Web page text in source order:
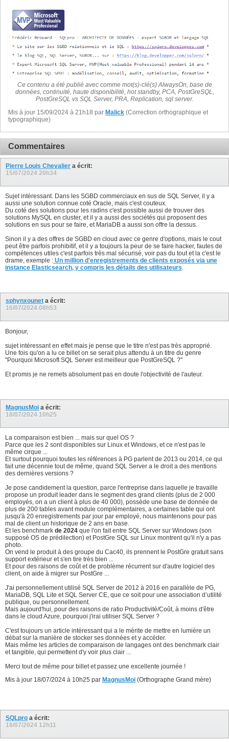
Ce contenu a été publié avec comme mot(s)-clé(s) AlwaysOn, base de
données, continuité, haute disponibilité, hot standby, PCA, PostGreSQL,
PostGreSQL vs SQL Server, PRA, Replication, sql server.
Mis à jour 15/09/2024 à 21h18 par Malick (Correction orthographique et
typographique)
Commentaires
Pierre Louis Chevalier a écrit:
15/07/2024 20h34
Sujet intéressant. Dans les SGBD commerciaux en sus de SQL Server, il y a
aussi une solution connue coté Oracle, mais c'est couteux.
Du coté des solutions pour les radins c'est possible aussi de trouver des
solutions MySQL en cluster, et il y a aussi des sociétés qui proposent des
solutions en sus pour se faire, et MariaDB a aussi son offre la dessus.
Sinon il y a des offres de SGBD en cloud avec ce genre d'options, mais le cout
peut être parfois prohibitif, et il y a toujours la peur de se faire hacker, fautes de
compétences utiles c'est parfois très mal sécurisé, voir pas du tout et la c'est le
drame, exemple : Un million d'enregistrements de clients exposés via une
instance Elasticsearch, y compris les détails des utilisateurs.
sphynxounet a écrit:
16/07/2024 08h53
Bonjour,
sujet intéressant en effet mais je pense que le titre n'est pas très approprié.
Une fois qu'on a lu ce billet on se serait plus attendu à un titre du genre
"Pourquoi Microsoft SQL Server est meilleur que PostGreSQL ?"
Et promis je ne remets absolument pas en doute l'objectivité de l'auteur.
MagnusMoi a écrit:
18/07/2024 10h25
La comparaison est bien ... mais sur quel OS ?
Parce que les 2 sont disponibles sur Linux et Windows, et ce n'est pas le
même cirque ...
Et surtout pourquoi toutes les références à PG parlent de 2013 ou 2014, ce qui
fait une décennie tout de même, quand SQL Server a le droit a des mentions
des dernières versions ?
Je pose candidement la question, parce l'entreprise dans laquelle je travaille
propose un produit leader dans le segment des grand clients (plus de 2 000
employés, on a un client à plus de 40 000), possède une base de donnée de
plus de 200 tables avant module complémentaires, a certaines table qui ont
jusqu'à 20 enregistrements par jour par employé, nous maintenons pour pas
mal de client un historique de 2 ans en base.
Et les benchmark de 2024 que l'on fait entre SQL Server sur Windows (son
supposé OS de prédilection) et PostGre SQL sur Linux montrent qu'il n'y a pas
photo.
On vend le produit à des groupe du Cac40, ils prennent le PostGre gratuit sans
support extérieur et s'en tire très bien ...
Et pour des raisons de coût et de problème récurrent sur d'autre logiciel des
client, on aide à migrer sur PostGre ...
J'ai personnellement utilisé SQL Server de 2012 à 2016 en parallèle de PG,
MariaDB, SQL Lite et SQL Server CE, que ce soit pour une association d’utilité
publique, ou personnellement.
Mais aujourd'hui, pour des raisons de ratio Productivité/Coût, à moins d'être
dans le cloud Azure, pourquoi j'irai utiliser SQL Server ?
C'est toujours un article intéressant qui a le mérite de mettre en lumière un
débat sur la manière de stocker ses données et y accéder.
Mais même les articles de comparaison de langages ont des benchmark clair
et tangible, qui permettent d'y voir plus clair ...
Merci tout de même pour billet et passez une excellente journée !
Mis à jour 18/07/2024 à 10h25 par MagnusMoi (Orthographe Grand mère)
SQLpro a écrit:
18/07/2024 12h11